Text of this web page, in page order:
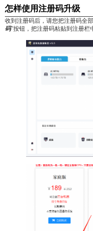
怎样使用注册码升级
收到注册码后，请您把注册码全
码”按钮，把注册码粘贴到注册栏